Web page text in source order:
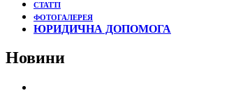
СТАТТІ
ФОТОГАЛЕРЕЯ
ЮРИДИЧНА ДОПОМОГА
Новини